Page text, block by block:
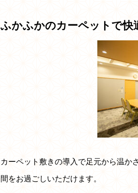
ふかふかのカーペットで快
カーペット敷きの導入で足元から温か
間をお過ごしいただけます。